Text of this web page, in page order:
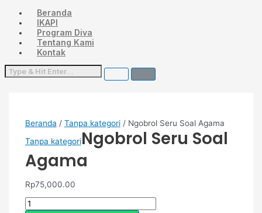
Beranda
IKAPI
Program Diva
Tentang Kami
Kontak
Beranda / Tanpa kategori/ Ngobrol Seru Soal Agama
Tanpa kategoriNgobrol Seru Soal
Agama
Rp75,000.00